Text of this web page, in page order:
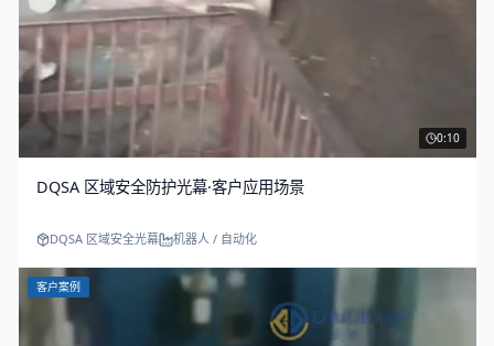
0:10
DQSA 区域安全防护光幕·客户应用场景
DQSA 区域安全光幕 机器人 / 自动化
客户案例